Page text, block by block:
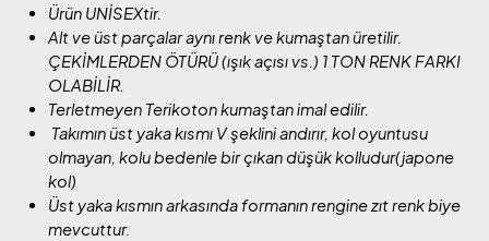
Ürün UNİSEXtir.
Alt ve üst parçalar aynı renk ve kumaştan üretilir.
ÇEKİMLERDEN ÖTÜRÜ (ışık açısı vs.) 1 TON RENK FARKI
OLABİLİR.
Terletmeyen Terikoton kumaştan imal edilir.
Takımın üst yaka kısmı V şeklini andırır, kol oyuntusu
olmayan, kolu bedenle bir çıkan düşük kolludur(japone
kol)
Üst yaka kısmın arkasında formanın rengine zıt renk biye
mevcuttur.